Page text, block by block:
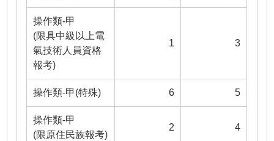
操作類-甲
(限具中級以上電
氣技術人員資格
報考)
1 3
操作類-甲(特殊) 6 5
操作類-甲
(限原住民族報考)
2 4